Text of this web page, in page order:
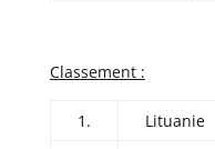
Classement :
1. Lituanie